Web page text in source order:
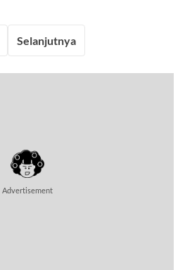
Selanjutnya
Advertisement